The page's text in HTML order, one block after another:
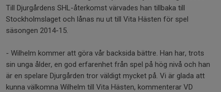
Till Djurgårdens SHL-återkomst värvades han tillbaka till
Stockholmslaget och lånas nu ut till Vita Hästen för spel
säsongen 2014-15.
- Wilhelm kommer att göra vår backsida bättre. Han har, trots
sin unga ålder, en god erfarenhet från spel på hög nivå och han
är en spelare Djurgården tror väldigt mycket på. Vi är glada att
kunna välkomna Wilhelm till Vita Hästen, kommenterar VD